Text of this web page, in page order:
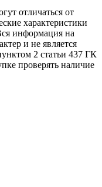
отличаться от
характеристики
информация на
и не является
2 статьи 437 ГК
проверять наличие